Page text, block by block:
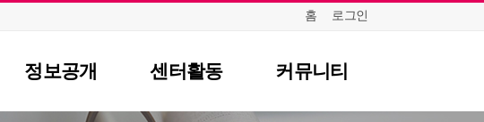
홈 로그인
정보공개 센터활동 커뮤니티